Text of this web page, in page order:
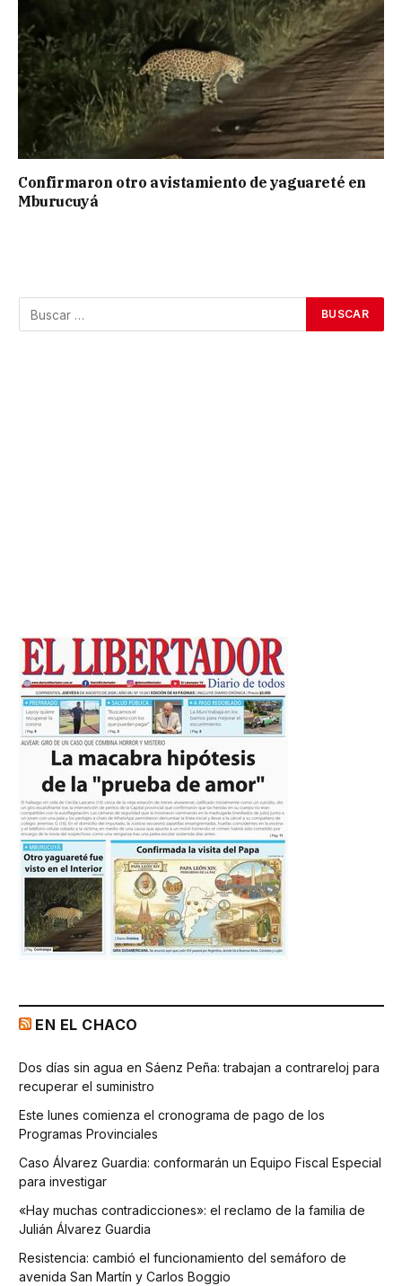
Confirmaron otro avistamiento de yaguareté en
Mburucuyá
EN EL CHACO
Dos días sin agua en Sáenz Peña: trabajan a contrareloj para
recuperar el suministro
Este lunes comienza el cronograma de pago de los
Programas Provinciales
Caso Álvarez Guardia: conformarán un Equipo Fiscal Especial
para investigar
«Hay muchas contradicciones»: el reclamo de la familia de
Julián Álvarez Guardia
Resistencia: cambió el funcionamiento del semáforo de
avenida San Martín y Carlos Boggio